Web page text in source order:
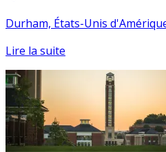
Durham, États-Unis
Lire la suite